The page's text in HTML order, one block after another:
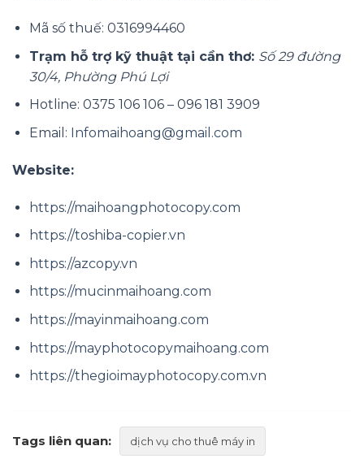
Mã số thuế: 0316994460
Trạm hỗ trợ kỹ thuật tại cần thơ: Số 29 đường
30/4, Phường Phú Lợi
Hotline: 0375 106 106 – 096 181 3909
Email: Infomaihoang@gmail.com
Website:
https://maihoangphotocopy.com
https://toshiba-copier.vn
https://azcopy.vn
https://mucinmaihoang.com
https://mayinmaihoang.com
https://mayphotocopymaihoang.com
https://thegioimayphotocopy.com.vn
Tags liên quan: dịch vụ cho thuê máy in